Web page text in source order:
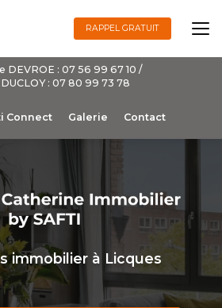
DEVROE :07 56 99 67 10 /
: 07 80 99 73 78
Connect Galerie Contact
RAPPEL GRATUIT
immobilier à Licques